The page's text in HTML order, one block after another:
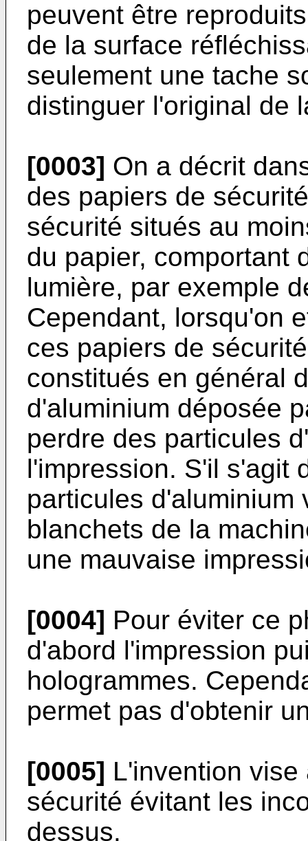
peuvent être
de la surface
seulement une tache
distinguer l'original de
[0003] On a décrit
des papiers de
sécurité situés au
du papier, comportant
lumière, par exemple
Cependant, lorsqu'on
ces papiers de
constitués en général
d'aluminium déposée
perdre des particules
l'impression. S'il s'agit
particules d'aluminium
blanchets de la
une mauvaise
[0004] Pour éviter ce
d'abord l'impression
hologrammes.
permet pas d'obtenir
[0005] L'invention
sécurité évitant les
dessus.